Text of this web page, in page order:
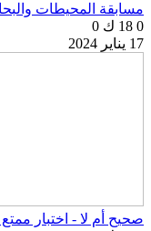
مسابقة المحيطات
0 18 ك
0
17 يناير 2024
صحيح أم لا - اختبار